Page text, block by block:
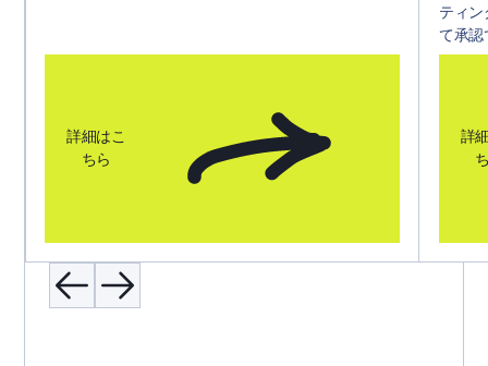
詳細はこ
ちら
ティ
て承
詳